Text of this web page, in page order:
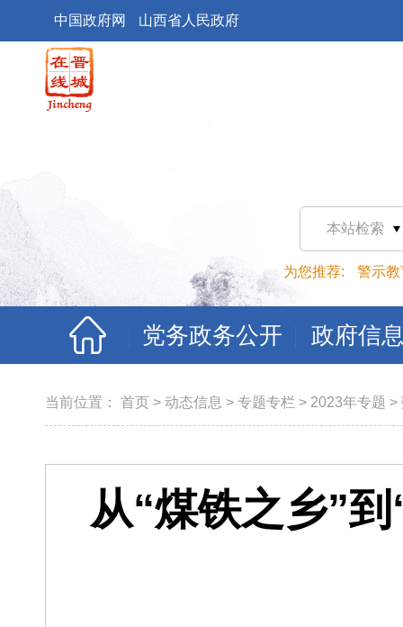
中国政府网 山西省人民政府
本站检索
为您推荐: 警示教
党务政务公开 政府信
当前位置： 首页 > 动态信息 > 专题专栏 > 2023年专题 >
从“煤铁之乡”